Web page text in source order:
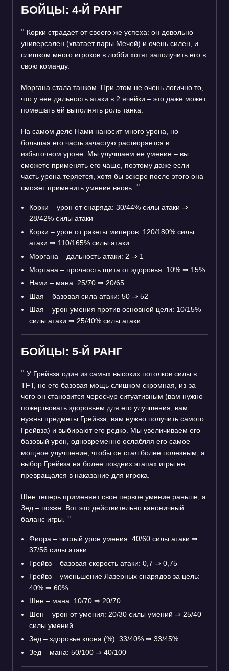
БОЙЦЫ: 4-Й РАНГ
Корки страдает от своего же успеха: он довольно
универсален (хватает пары Мечей) и очень силен, и
слишком много игроков в лобби хотят заполучить его в
свою команду.
Моргана стала танком. При этом не очень логично то,
что у нее дальность атаки в 2 ячейки – это даже может
помешать ей выполнять роль танка.
На самом деле Нами наносит много урона, но
большая его часть зачастую растворяется в
избыточном уроне. Мы улучшаем ее умение – вы
сможете применять его чаще, поэтому даже если
часть урона теряется, хотя бы вскоре после этого она
сможет применить умение вновь.
Корки – урон от снаряда: 30/44% силы атаки ⇒
28/42% силы атаки
Корки – урон от ракеты миперов: 120/180% силы
атаки ⇒ 110/165% силы атаки
Моргана – дальность атаки: 2 ⇒ 1
Моргана – прочность щита от здоровья: 10% ⇒ 15%
Нами – мана: 25/70 ⇒ 20/65
Шая – базовая сила атаки: 50 ⇒ 52
Шая – урон умения против основной цели: 10/15%
силы атаки ⇒ 25/40% силы атаки
БОЙЦЫ: 5-Й РАНГ
У Грейвза один из самых высоких потолков силы в
TFT, но его базовая мощь слишком скромная, из-за
чего он становится чересчур ситуативным (вам нужно
пожертвовать здоровьем для его улучшения, вам
нужны предметы Грейвза, вам нужно получить самого
Грейвза) и выбирают его редко. Мы увеличиваем его
базовый урон, одновременно ослабляя его самое
мощное улучшение, чтобы он стал более полезным, а
выбор Грейвза на более поздних этапах игры не
превращался в наказание для игрока.
Шен теперь применяет свое первое умение раньше, а
Зед – позже. Вот это действительно каноничный
баланс игры.
Фиора – чистый урон умения: 40/60 силы атаки ⇒
37/56 силы атаки
Грейвз – базовая скорость атаки: 0,7 ⇒ 0,75
Грейвз – уменьшение Лазерных снарядов за цель:
40% ⇒ 60%
Шен – мана: 10/70 ⇒ 20/70
Шен – урон от умения: 20/30 силы умений ⇒ 25/40
силы умений
Зед – здоровье клона (%): 33/40% ⇒ 33/45%
Зед – мана: 50/100 ⇒ 40/100